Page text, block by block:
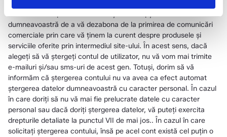
dumneavoastră de a vă dezabona de la primirea de comunicări
comerciale prin care vă ținem la curent despre produsele și
serviciile oferite prin intermediul site-ului. În acest sens, dacă
alegeți să vă ștergeți contul de utilizator, nu vă vom mai trimite
e-mailuri și/sau sms-uri de acest gen. Totuși, dorim să vă
informăm că ștergerea contului nu va avea ca efect automat
ștergerea datelor dumneavoastră cu caracter personal. În cazul
în care doriți să nu vă mai fie prelucrate datele cu caracter
personal sau dacă doriți ștergerea datelor, vă puteți exercita
drepturile detaliate la punctul VII de mai jos.. În cazul în care
solicitați ştergerea contului, însă pe acel cont există cel puţin o